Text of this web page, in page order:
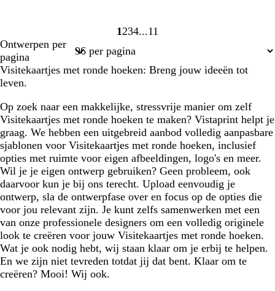
Pagina
1
1 Pagina
2
2 Pagina
3
3Pagina
4
Pagina
11
Ontwerpen per
pagina
Visitekaartjes met ronde hoeken: Breng jouw ideeën tot
leven.
Op zoek naar een makkelijke, stressvrije manier om zelf
Visitekaartjes met ronde hoeken te maken? Vistaprint helpt je
graag. We hebben een uitgebreid aanbod volledig aanpasbare
sjablonen voor Visitekaartjes met ronde hoeken, inclusief
opties met ruimte voor eigen afbeeldingen, logo's en meer.
Wil je je eigen ontwerp gebruiken? Geen probleem, ook
daarvoor kun je bij ons terecht. Upload eenvoudig je
ontwerp, sla de ontwerpfase over en focus op de opties die
voor jou relevant zijn. Je kunt zelfs samenwerken met een
van onze professionele designers om een volledig originele
look te creëren voor jouw Visitekaartjes met ronde hoeken.
Wat je ook nodig hebt, wij staan klaar om je erbij te helpen.
En we zijn niet tevreden totdat jij dat bent. Klaar om te
creëren? Mooi! Wij ook.